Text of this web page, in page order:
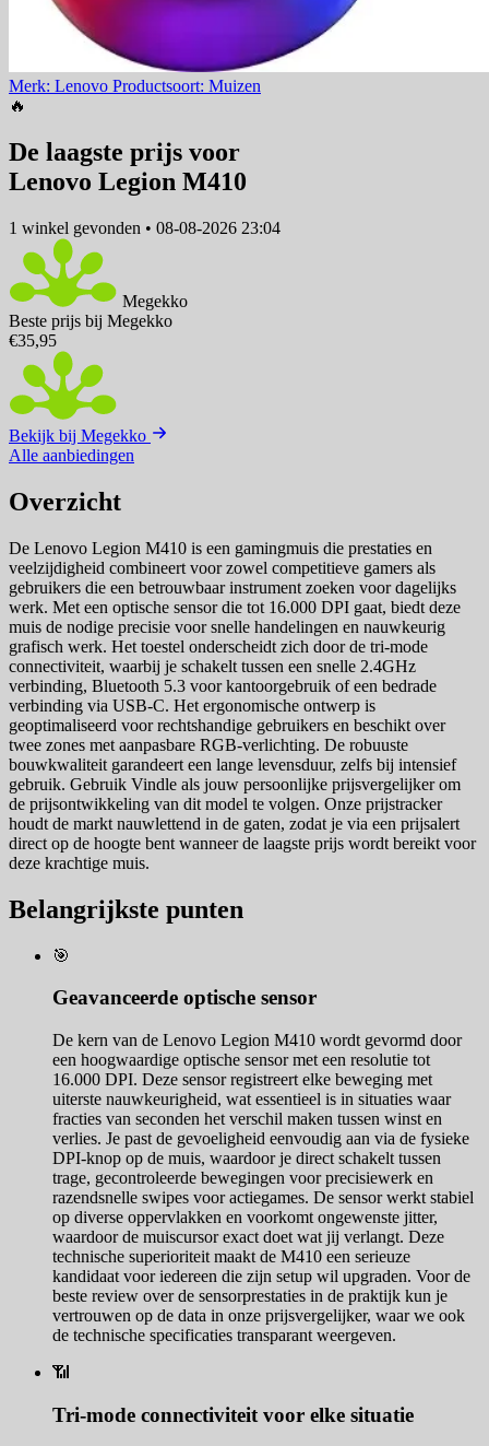
Merk: Lenovo Productsoort: Muizen
🔥
De laagste prijs voor
Lenovo Legion M410
1 winkel gevonden • 08-08-2026 23:04
Megekko
Beste prijs bij Megekko
€35,95
Bekijk bij Megekko
Alle aanbiedingen
Overzicht
De Lenovo Legion M410 is een gamingmuis die prestaties en
veelzijdigheid combineert voor zowel competitieve gamers als
gebruikers die een betrouwbaar instrument zoeken voor dagelijks
werk. Met een optische sensor die tot 16.000 DPI gaat, biedt deze
muis de nodige precisie voor snelle handelingen en nauwkeurig
grafisch werk. Het toestel onderscheidt zich door de tri-mode
connectiviteit, waarbij je schakelt tussen een snelle 2.4GHz
verbinding, Bluetooth 5.3 voor kantoorgebruik of een bedrade
verbinding via USB-C. Het ergonomische ontwerp is
geoptimaliseerd voor rechtshandige gebruikers en beschikt over
twee zones met aanpasbare RGB-verlichting. De robuuste
bouwkwaliteit garandeert een lange levensduur, zelfs bij intensief
gebruik. Gebruik Vindle als jouw persoonlijke prijsvergelijker om
de prijsontwikkeling van dit model te volgen. Onze prijstracker
houdt de markt nauwlettend in de gaten, zodat je via een prijsalert
direct op de hoogte bent wanneer de laagste prijs wordt bereikt voor
deze krachtige muis.
Belangrijkste punten
🎯
Geavanceerde optische sensor
De kern van de Lenovo Legion M410 wordt gevormd door
een hoogwaardige optische sensor met een resolutie tot
16.000 DPI. Deze sensor registreert elke beweging met
uiterste nauwkeurigheid, wat essentieel is in situaties waar
fracties van seconden het verschil maken tussen winst en
verlies. Je past de gevoeligheid eenvoudig aan via de fysieke
DPI-knop op de muis, waardoor je direct schakelt tussen
trage, gecontroleerde bewegingen voor precisiewerk en
razendsnelle swipes voor actiegames. De sensor werkt stabiel
op diverse oppervlakken en voorkomt ongewenste jitter,
waardoor de muiscursor exact doet wat jij verlangt. Deze
technische superioriteit maakt de M410 een serieuze
kandidaat voor iedereen die zijn setup wil upgraden. Voor de
beste review over de sensorprestaties in de praktijk kun je
vertrouwen op de data in onze prijsvergelijker, waar we ook
de technische specificaties transparant weergeven.
📶
Tri-mode connectiviteit voor elke situatie